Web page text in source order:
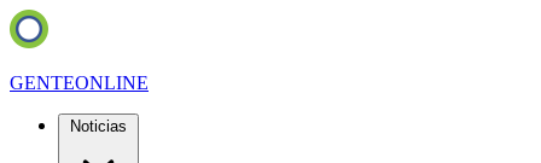
GENTEONLINE
Noticias